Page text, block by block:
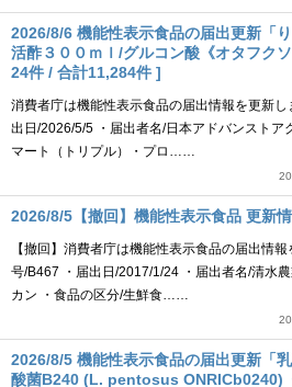
2026/8/6 機能性表示食品の届出更新「
活酢３００ｍｌ/グルコン酸《オタフク
24件 / 合計11,284件 ]
消費者庁は機能性表示食品の届出情報を更新
出日/2026/5/5 ・届出者名/日本アドバンストア
マート（トリプル）・プロ……
2026/8/5【撤回】機能性表示食品 更新
【撤回】消費者庁は機能性表示食品の届出情
号/B467 ・届出日/2017/1/24 ・届出者名/清水
カン ・食品の区分/生鮮食……
2026/8/5 機能性表示食品の届出更新「
酸菌B240 (L. pentosus ONRICb0240)